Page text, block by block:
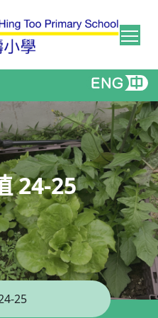
24-25
25